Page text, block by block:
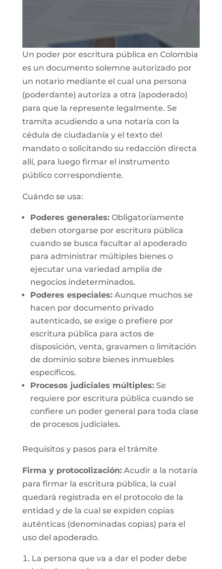
Un poder por escritura pública en Colombia
es un documento solemne autorizado por
un notario mediante el cual una persona
(poderdante) autoriza a otra (apoderado)
para que la represente legalmente. Se
tramita acudiendo a una notaría con la
cédula de ciudadanía y el texto del
mandato o solicitando su redacción directa
allí, para luego firmar el instrumento
público correspondiente.
Cuándo se usa:
Poderes generales:Obligatoriamente
deben otorgarse por escritura pública
cuando se busca facultar al apoderado
para administrar múltiples bienes o
ejecutar una variedad amplia de
negocios indeterminados.
Poderes especiales:Aunque muchos se
hacen por documento privado
autenticado, se exige o prefiere por
escritura pública para actos de
disposición, venta, gravamen o limitación
de dominio sobre bienes inmuebles
específicos.
Procesos judiciales múltiples:Se
requiere por escritura pública cuando se
confiere un poder general para toda clase
de procesos judiciales.
Requisitos y pasos para el trámite
Firma y protocolización:Acudir a la notaría
para firmar la escritura pública, la cual
quedará registrada en el protocolo de la
entidad y de la cual se expiden copias
auténticas (denominadas copias) para el
uso del apoderado.
La persona que va a dar el poder debe